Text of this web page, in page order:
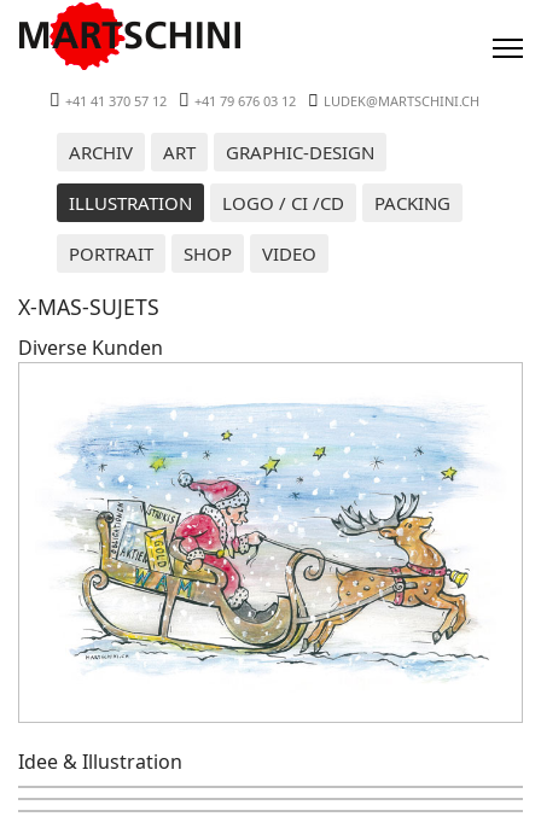
+41 41 370 57 12 +41 79 676 03 12 LUDEK@MARTSCHINI.CH
ARCHIV ART GRAPHIC-DESIGN
ILLUSTRATION LOGO / CI /CD PACKING
PORTRAIT SHOP VIDEO
X-MAS-SUJETS
Diverse Kunden
Idee & Illustration